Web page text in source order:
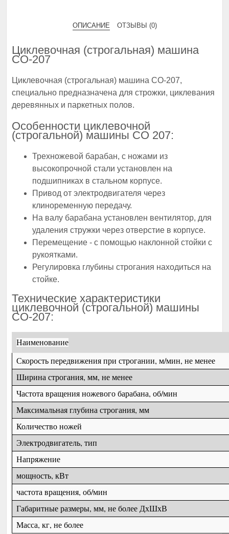
ОПИСАНИЕ ОТЗЫВЫ (0)
Циклевочная (строгальная) машина
СО-207
Циклевочная (строгальная) машина СО-207,
специально предназначена для строжки, циклевания
деревянных и паркетных полов.
Особенности циклевочной
(строгальной) машины СО 207:
Трехножевой барабан, с ножами из
высокопрочной стали установлен на
подшипниках в стальном корпусе.
Привод от электродвигателя через
клиноременную передачу.
На валу барабана установлен вентилятор, для
удаления стружки через отверстие в корпусе.
Перемещение - с помощью наклонной стойки с
рукоятками.
Регулировка глубины строгания находиться на
стойке.
Технические характеристики
циклевочной (строгальной) машины
СО-207:
Наименование
Скорость передвижения при строгании, м/мин, не менее
Ширина строгания, мм, не менее
Частота вращения ножевого барабана, об/мин
Максимальная глубина строгания, мм
Количество ножей
Электродвигатель, тип
Напряжение
мощность, кВт
частота вращения, об/мин
Габаритные размеры, мм, не более ДхШхВ
Масса, кг, не более